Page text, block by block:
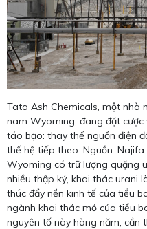
Tata Ash Chemicals, một nhà
nam Wyoming, đang đặt
táo bạo: thay thế nguồn điện
thế hệ tiếp theo. Nguồn:
Wyoming có trữ lượng quặng
nhiều thập kỷ, khai thác urani
thúc đẩy nền kinh tế của tiểu
ngành khai thác mỏ của tiểu
nguyên tố này hàng năm, cần